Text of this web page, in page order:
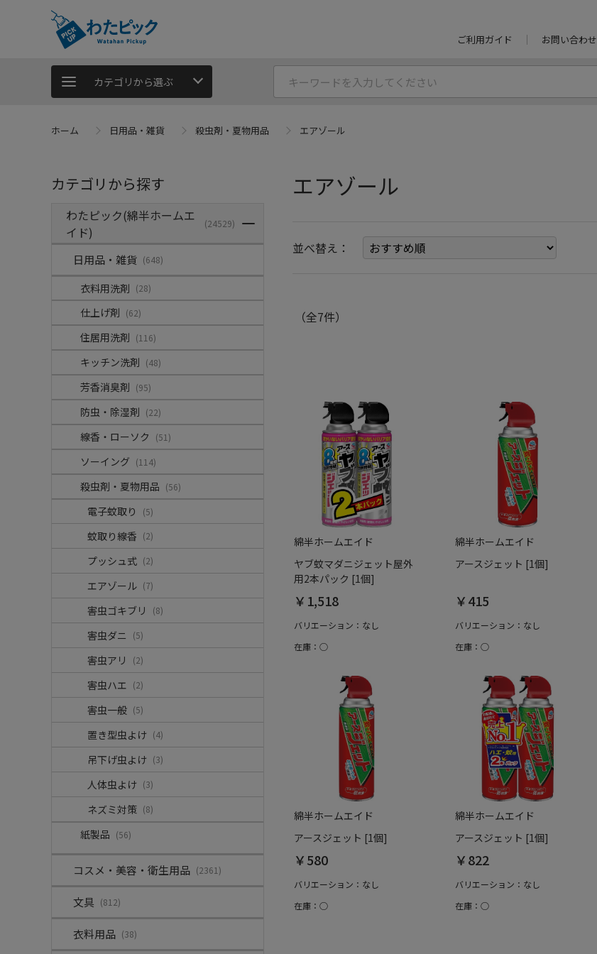
ご利用ガイド お問い合わせ
カテゴリから選ぶ
ホーム 日用品・雑貨 殺虫剤・夏物用品 エアゾール
カテゴリから探す
わたピック(綿半ホームエ
イド)
(24529)
日用品・雑貨 (648)
衣料用洗剤 (28)
仕上げ剤 (62)
住居用洗剤 (116)
キッチン洗剤 (48)
芳香消臭剤 (95)
防虫・除湿剤 (22)
線香・ローソク (51)
ソーイング (114)
殺虫剤・夏物用品 (56)
電子蚊取り (5)
蚊取り線香 (2)
プッシュ式 (2)
エアゾール (7)
害虫ゴキブリ (8)
害虫ダニ (5)
害虫アリ (2)
害虫ハエ (2)
害虫一般 (5)
置き型虫よけ (4)
吊下げ虫よけ (3)
人体虫よけ (3)
ネズミ対策 (8)
紙製品 (56)
コスメ・美容・衛生用品 (2361)
文具 (812)
衣料用品 (38)
エアゾール
並べ替え：
（全7件）
綿半ホームエイド
ヤブ蚊マダニジェット屋外
用2本パック [1個]
￥1,518
バリエーション：なし
在庫：○
綿半ホームエイド
アースジェット [1個]
￥415
バリエーション：なし
在庫：○
綿半ホームエイド
アースジェット [1個]
￥580
バリエーション：なし
在庫：○
綿半ホームエイド
アースジェット [1個]
￥822
バリエーション：なし
在庫：○